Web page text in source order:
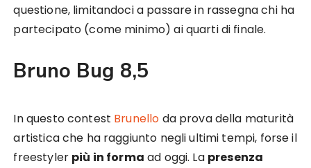
questione, limitandoci a passare in rassegna chi ha
partecipato (come minimo) ai quarti di finale.
Bruno Bug 8,5
In questo contest Brunello da prova della maturità
artistica che ha raggiunto negli ultimi tempi, forse il
freestyler più in forma ad oggi. La presenza